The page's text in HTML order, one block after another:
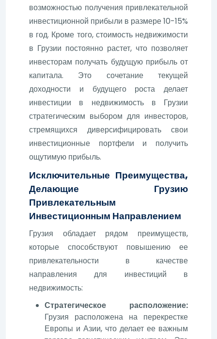
возможностью получения привлекательной
инвестиционной прибыли в размере 10-15%
в год. Кроме того, стоимость недвижимости
в Грузии постоянно растет, что позволяет
инвесторам получать будущую прибыль от
капитала. Это сочетание текущей
доходности и будущего роста делает
инвестиции в недвижимость в Грузии
стратегическим выбором для инвесторов,
стремящихся диверсифицировать свои
инвестиционные портфели и получить
ощутимую прибыль.
Исключительные Преимущества,
Делающие Грузию
Привлекательным
Инвестиционным Направлением
Грузия обладает рядом преимуществ,
которые способствуют повышению ее
привлекательности в качестве
направления для инвестиций в
недвижимость:
Стратегическое расположение:
Грузия расположена на перекрестке
Европы и Азии, что делает ее важным